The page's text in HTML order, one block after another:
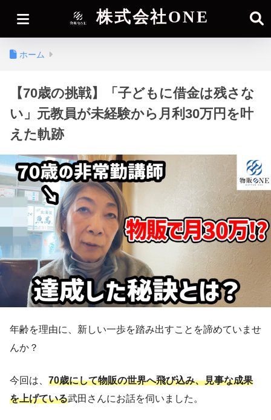
株式会社ONE
ホーム
【70歳の挑戦】「子どもに借金は残さな
い」元教員が未経験から月利30万円を叶
えた軌跡
年齢を理由に、新しい一歩を踏み出すことを諦めていませ
んか？
今回は、 70歳にして物販の世界へ飛び込み、見事な成果
を上げている武田さんにお話を伺いました。